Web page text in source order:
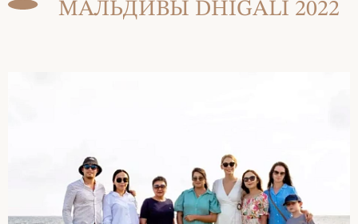
МАЛЬДИВЫ DHIGALI 2022